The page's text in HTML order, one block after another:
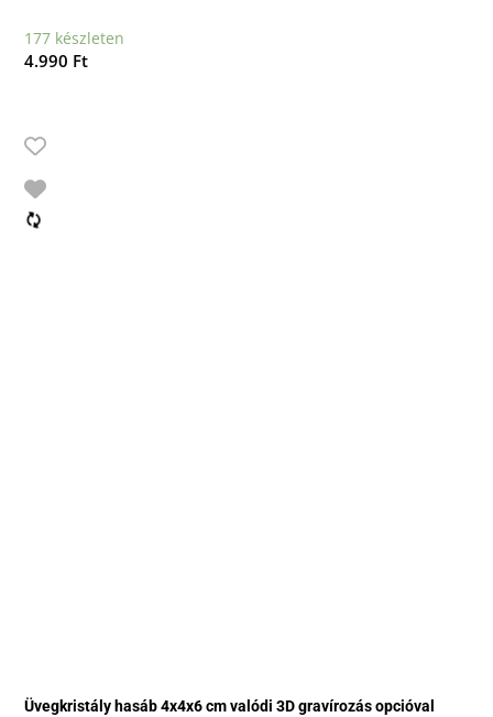
177 készleten
4.990 Ft
Üvegkristály hasáb 4x4x6 cm valódi 3D gravírozás opcióval